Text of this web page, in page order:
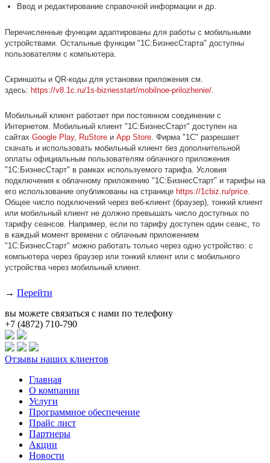
Ввод и редактирование справочной информации и др.
Перечисленные функции адаптированы для работы с мобильными
устройствами. Остальные функции "1С:БизнесСтарта" доступны
пользователям с компьютера.
Скриншоты и QR-коды для установки приложения см.
здесь: https://v8.1c.ru/1s-biznesstart/mobilnoe-prilozhenie/
Мобильный клиент работает при постоянном соединении с
Интернетом. Мобильный клиент "1С:БизнесСтарт" доступен на
сайтах Goоgle Play, RuStore и App Store . Фирма "1С" разрешает
скачать и использовать мобильный клиент без дополнительной
оплаты официальным пользователям облачного приложения
"1С:БизнесСтарт" в рамках используемого тарифа. Условия
подключения к облачному приложению "1С:БизнесСтарт" и тарифы на
его использование опубликованы на странице https://1cbiz.ru/price
Общее число подключений через веб-клиент (браузер), тонкий клиент
или мобильный клиент не должно превышать число доступных по
тарифу сеансов. Например, если по тарифу доступен один сеанс, то
в каждый момент времени с облачным приложением
"1С:БизнесСтарт" можно работать только через одно устройство: с
компьютера через браузер или тонкий клиент или с мобильного
устройства через мобильный клиент.
→ Перейти
вы можете связаться с нами по телефону
+7 (4872) 710-790
Отзывы наших клиентов
Главная
О компании
Услуги
Программное обеспечение
Прайс лист
Партнеры
Акции
Новости